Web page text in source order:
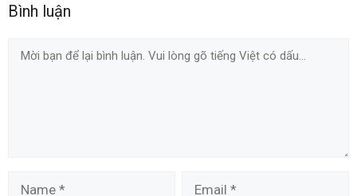
Bình luận
Comment